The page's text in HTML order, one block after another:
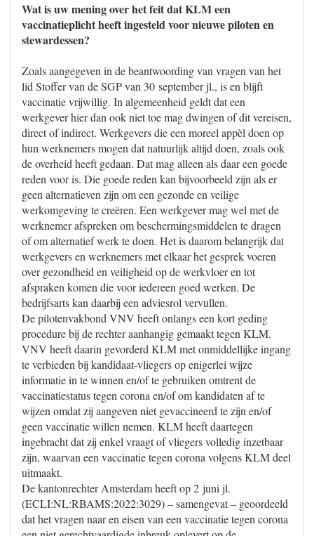
Wat is uw mening over het feit dat KLM een
vaccinatieplicht heeft ingesteld voor nieuwe piloten en
stewardessen?
Zoals aangegeven in de beantwoording van vragen van het
lid Stoffer van de SGP van 30 september jl., is en blijft
vaccinatie vrijwillig. In algemeenheid geldt dat een
werkgever hier dan ook niet toe mag dwingen of dit vereisen,
direct of indirect. Werkgevers die een moreel appèl doen op
hun werknemers mogen dat natuurlijk altijd doen, zoals ook
de overheid heeft gedaan. Dat mag alleen als daar een goede
reden voor is. Die goede reden kan bijvoorbeeld zijn als er
geen alternatieven zijn om een gezonde en veilige
werkomgeving te creëren. Een werkgever mag wel met de
werknemer afspreken om beschermingsmiddelen te dragen
of om alternatief werk te doen. Het is daarom belangrijk dat
werkgevers en werknemers met elkaar het gesprek voeren
over gezondheid en veiligheid op de werkvloer en tot
afspraken komen die voor iedereen goed werken. De
bedrijfsarts kan daarbij een adviesrol vervullen.
De pilotenvakbond VNV heeft onlangs een kort geding
procedure bij de rechter aanhangig gemaakt tegen KLM.
VNV heeft daarin gevorderd KLM met onmiddellijke ingang
te verbieden bij kandidaat-vliegers op enigerlei wijze
informatie in te winnen en/of te gebruiken omtrent de
vaccinatiestatus tegen corona en/of om kandidaten af te
wijzen omdat zij aangeven niet gevaccineerd te zijn en/of
geen vaccinatie willen nemen. KLM heeft daartegen
ingebracht dat zij enkel vraagt of vliegers volledig inzetbaar
zijn, waarvan een vaccinatie tegen corona volgens KLM deel
uitmaakt.
De kantonrechter Amsterdam heeft op 2 juni jl.
(ECLI:NL:RBAMS:2022:3029) – samengevat – geoordeeld
dat het vragen naar en eisen van een vaccinatie tegen corona